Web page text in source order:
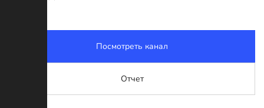
Посмотреть канал
Отчет